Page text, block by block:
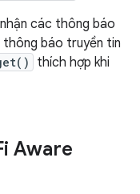
các thông báo
thông báo truyền tin
thích hợp khi
Aware